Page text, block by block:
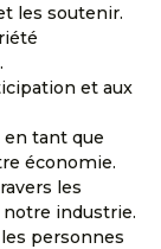
les soutenir.
et aux
en tant que
économie.
les
industrie.
personnes